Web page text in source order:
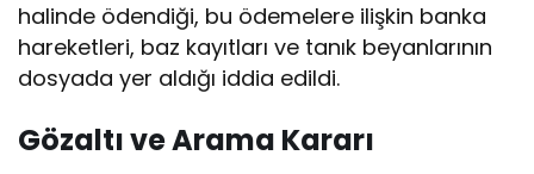
halinde ödendiği, bu ödemelere ilişkin banka
hareketleri, baz kayıtları ve tanık beyanlarının
dosyada yer aldığı iddia edildi.
Gözaltı ve Arama Kararı